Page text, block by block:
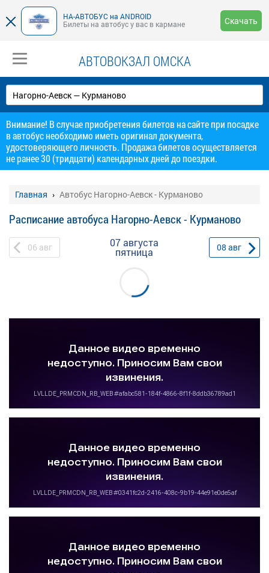
НА-АВТОБУС на ANDROID
Билеты на автобус у вас в кармане
Скачать
АВТОВОКЗАЛ ОМСКА
Внимание! В случае приобретения билетов на сайте при посадке
в автобус необходимо иметь оригинал документа,
удостоверяющего личность. Продажа билетов осуществляется
не ранее 30 (тридцати) календарных дней до поездки.
Главная Автобус Нагорно-Аевск - Курманово
Расписание автобуса Нагорно-Аевск - Курманово
06 авг 07 августа
пятница 08 авг